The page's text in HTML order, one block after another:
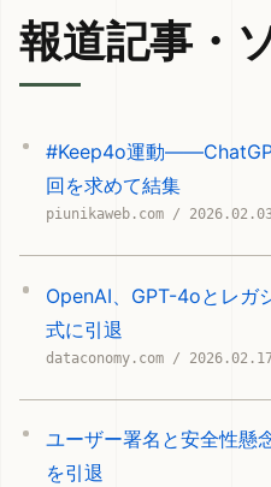
報道記事・
#Keep4o運動
回を求めて結集
piunikaweb.com /
OpenAI、GPT-4oとレガ
式に引退
dataconomy.com /
ユーザー署名と安全性懸
を引退